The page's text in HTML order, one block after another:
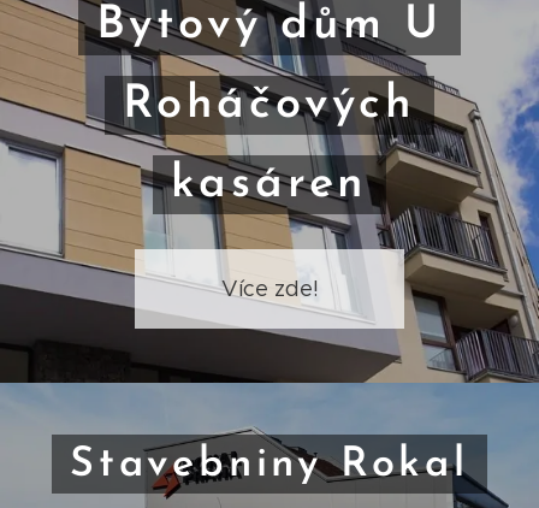
Bytový dům U
Roháčových
kasáren
Více zde!
Stavebniny Rokal